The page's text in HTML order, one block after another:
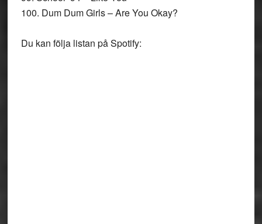
100. Dum Dum Girls – Are You Okay?
Du kan följa listan på Spotify: